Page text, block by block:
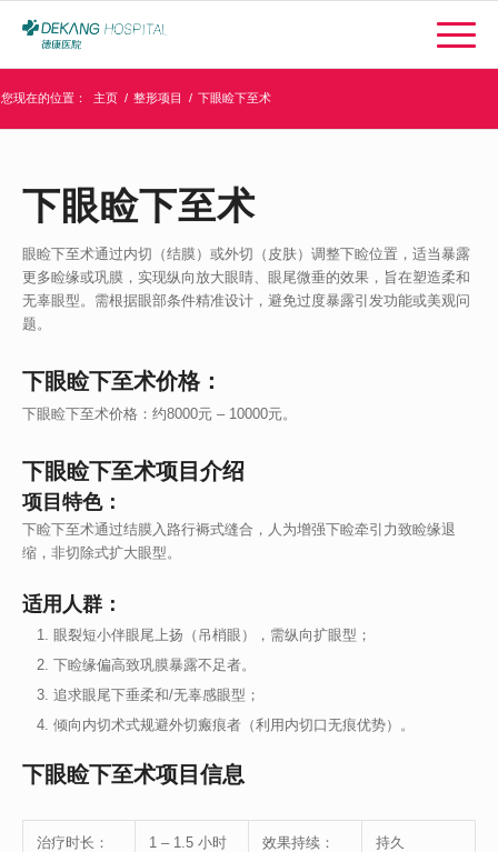
您现在的位置： 主页 / 整形项目 / 下眼睑下至术
下眼睑下至术
眼睑下至术通过内切（结膜）或外切（皮肤）调整下睑位置，适当暴露
更多睑缘或巩膜，实现纵向放大眼睛、眼尾微垂的效果，旨在塑造柔和
无辜眼型。需根据眼部条件精准设计，避免过度暴露引发功能或美观问
题。
下眼睑下至术价格：
下眼睑下至术价格：约8000元 – 10000元。
下眼睑下至术项目介绍
项目特色：
下睑下至术通过结膜入路行褥式缝合，人为增强下睑牵引力致睑缘退
缩，非切除式扩大眼型。
适用人群：
眼裂短小伴眼尾上扬（吊梢眼），需纵向扩眼型；
下睑缘偏高致巩膜暴露不足者。
追求眼尾下垂柔和/无辜感眼型；
倾向内切术式规避外切瘢痕者（利用内切口无痕优势）。
下眼睑下至术项目信息
治疗时长： 1 – 1.5 小时 效果持续： 持久